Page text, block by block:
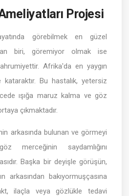
Projesi
görebilmek en güzel
biri, göremiyor olmak ise
Afrika'da en yaygın
kataraktır. Bu hastalık, yetersiz
ışığa maruz kalma ve göz
çıkmaktadır.
arkasında bulunan ve görmeyi
merceğinin saydamlığını
Başka bir deyişle görüşün,
arkasından bakıyormuşçasına
ilaçla veya gözlükle tedavi